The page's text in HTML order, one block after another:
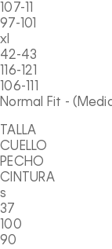
107-11
97-101
xl
42-43
116-121
106-111
Normal Fit -
TALLA
CUELLO
PECHO
CINTURA
s
37
100
90